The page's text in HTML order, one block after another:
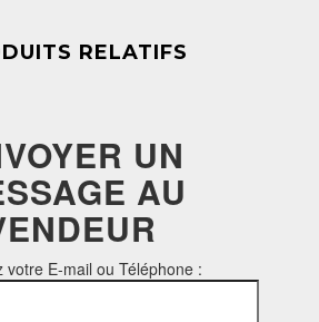
RELATIFS
UN
AU
votre E-mail ou Téléphone :